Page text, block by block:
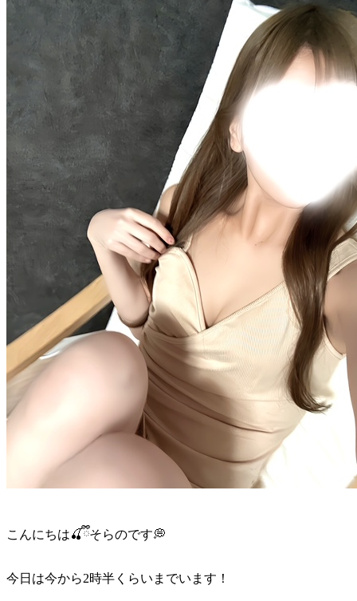
こんにちは🍒ྀིそらのです💭
今日は今から2時半くらいまでいます！